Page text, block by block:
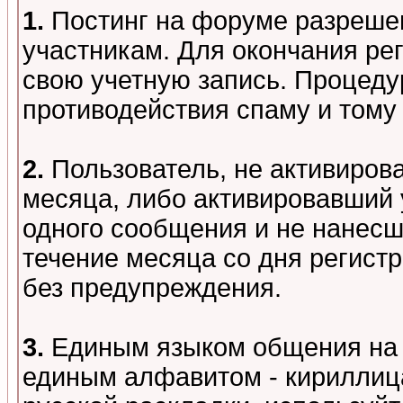
1. Постинг на форуме
участникам. Для окончания
свою учетную запись.
противодействия спаму и
2. Пользователь, не
месяца, либо
одного сообщения и не
течение месяца со дня
без предупреждения.
3. Единым языком общения на
единым алфавитом -